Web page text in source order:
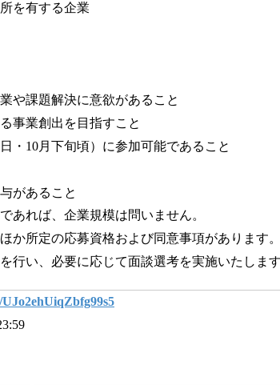
を有する企業
や課題解決に意欲があること
事業創出を目指すこと
・10月下旬頃）に参加可能であること
があること
れば、企業規模は問いません。
所定の応募資格および同意事項があります
い、必要に応じて面談選考を実施いたしま